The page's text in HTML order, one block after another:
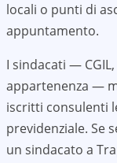
locali o punti di
appuntamento.
I sindacati —
appartenenza —
iscritti consulenti
previdenziale. Se
un sindacato a